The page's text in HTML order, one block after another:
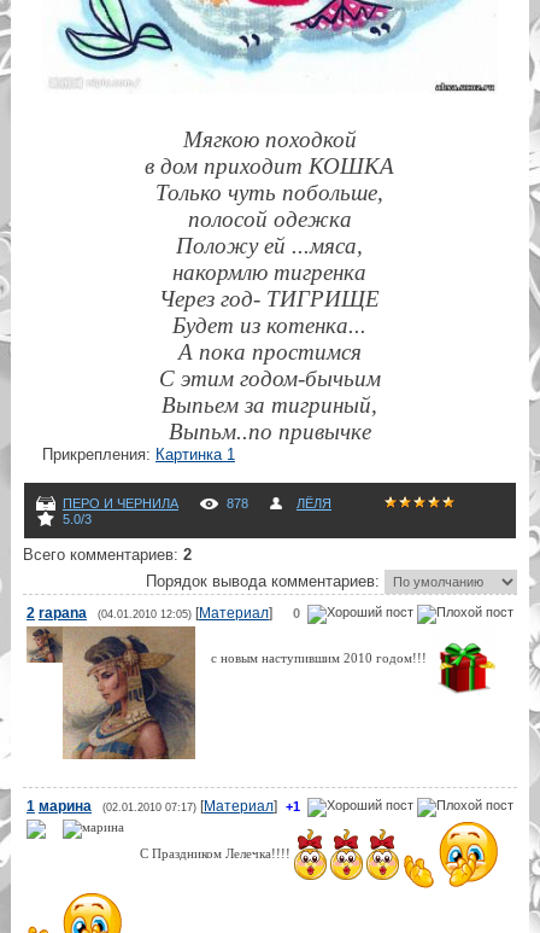
Мягкою походкой
в дом приходит КОШКА
Только чуть побольше,
полосой одежка
Положу ей ...мяса,
накормлю тигренка
Через год- ТИГРИЩЕ
Будет из котенка...
А пока простимся
С этим годом-бычьим
Выпьем за тигриный,
Выпьм..по привычке
Прикрепления: Картинка 1
ПЕРО И ЧЕРНИЛА 878
ЛЁЛЯ
5.0/3
Всего комментариев: 2
Порядок вывода комментариев:
0
2 rapana (04.01.2010 12:05)[Материал]
с новым наступившим 2010 годом!!!
+1
1 марина (02.01.2010 07:17)[Материал]
С Праздником Лелечка!!!!